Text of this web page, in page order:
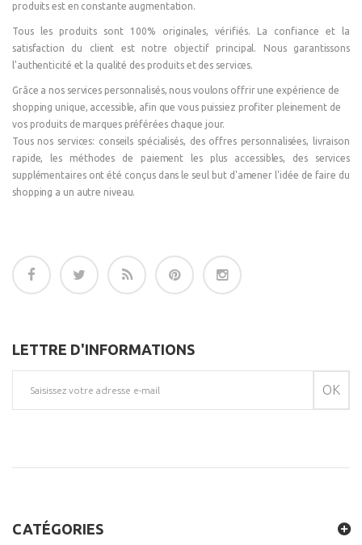
produits est en constante augmentation.
Tous les produits sont 100% originales, vérifiés. La confiance et la
satisfaction du client est notre objectif principal. Nous garantissons
l'authenticité et la qualité des produits et des services.
Grâce a nos services personnalisés, nous voulons offrir une expérience de
shopping unique, accessible, afin que vous puissiez profiter pleinement de
vos produits de marques préférées chaque jour.
Tous nos services: conseils spécialisés, des offres personnalisées, livraison
rapide, les méthodes de paiement les plus accessibles, des services
supplémentaires ont été conçus dans le seul but d'amener l'idée de faire du
shopping a un autre niveau.
LETTRE D'INFORMATIONS
OK
CATÉGORIES